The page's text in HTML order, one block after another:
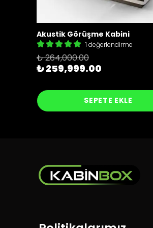
Akustik Görüşme Kabini
1 değerlendirme
₺ 264,000.00
₺ 259,999.00
SEPETE EKLE